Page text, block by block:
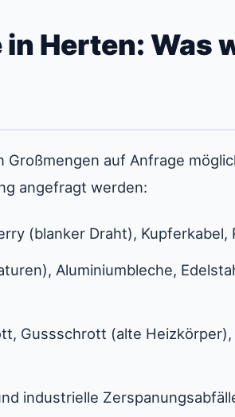
Herten: Was
auf Anfrage
angefragt werden:
(blanker Draht), Kupferkabel,
Aluminiumbleche,
Gussschrott (alte
industrielle